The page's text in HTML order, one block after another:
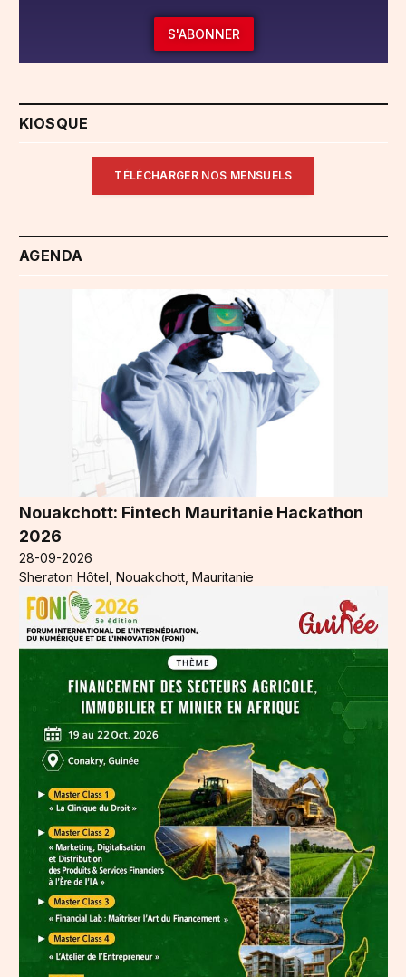
S'ABONNER
KIOSQUE
TÉLÉCHARGER NOS MENSUELS
AGENDA
Nouakchott: Fintech Mauritanie Hackathon
2026
28-09-2026
Sheraton Hôtel, Nouakchott, Mauritanie